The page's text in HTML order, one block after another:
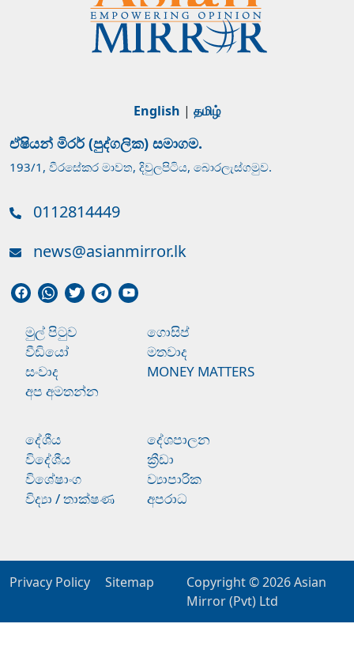
English | தமிழ்
ඒෂියන් මිරර් (පුද්ගලික) සමාගම.
193/1, වීරසේකර මාවත, දිවුලපිටිය, බොරලැස්ගමුව.
0112814449
news@asianmirror.lk
මුල් පිටුව
ගොසිප්
වීඩියෝ
මතවාද
සංවාද
MONEY MATTERS
අප අමතන්න
දේශීය
දේශපාලන
විදේශීය
ක්‍රීඩා
විශේෂාංග
ව්‍යාපාරික
විද්‍යා / තාක්ෂණ
අපරාධ
Privacy Policy Sitemap Copyright © 2026Asian
Mirror (Pvt) Ltd